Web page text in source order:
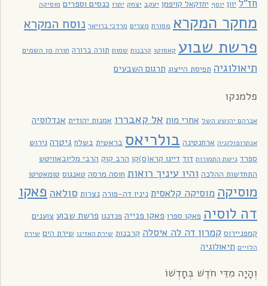
חז"ל יוון יוסף יחזקאל קויפמן יעקב יצחק יתרו כנסים וספרים מוסיקה
מחקר המקרא מסורת מצרים מרדכי ברויאר נוסח המקרא
פרשת שבוע קאסוטו קרבנות שמות תורה ברורה תורה מן השמים
תיאולוגיה תפיסת הייצוג תרגום השבעים
פלמנקו
אברהם יהושע השל אחרי מות אל קאבררו אמנות יהודית אנדלוסיה
אנתרופולוגיה ארחנטינה בולריאס בראשית בשלח גיטרה גירוש
ספרד גישת התמורות דוד דייגו קרא(ס)קו הרב קוק הרבי מליובאוויטש
התחדשות ההלכה והיו עיניך רואות חוסה מרסה טאנגוס טומאטיטו
מוסיקה מוסיקה קלאסית ניניו דה-פורה נצרות סולאה פאקו
דה לוסיה פאקו ספרו פאקו פנייה פנדנגו פרשת שבוע צוענים
קמפניירוס קמרון דה לה איסלה קרבנות שירת האזינו שירת הים שירת
הלויים תיאולוגיה
וְהָיָה מִדֵּי חֹדֶשׁ בְּחָדְשׁוֹ